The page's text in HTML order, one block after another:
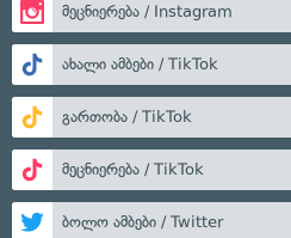
მეცნიერება / Instagram
ახალი ამბები / TikTok
გართობა / TikTok
მეცნიერება / TikTok
ბოლო ამბები / Twitter